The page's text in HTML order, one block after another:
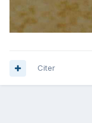
Citer